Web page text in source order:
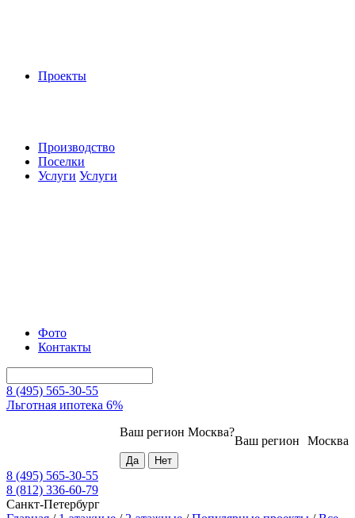
Проекты
Производство
Поселки
Услуги Услуги
Фото
Контакты
8 (495) 565-30-55
Льготная ипотека 6%
Москва
Ваш регион
Ваш регион Москва?
8 (495) 565-30-55
8 (812) 336-60-79
Санкт-Петербург